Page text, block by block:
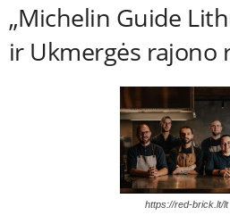
„Michelin Guide
ir Ukmergės rajono
https://red-brick.lt/lt